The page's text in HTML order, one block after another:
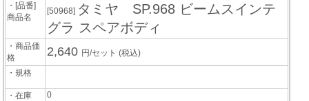
・[品番]
商品名
[50968] タミヤ SP.968 ビームスインテ
グラ スペアボディ
・商品価
格
2,640 円/セット(税込)
・規格
・在庫
0